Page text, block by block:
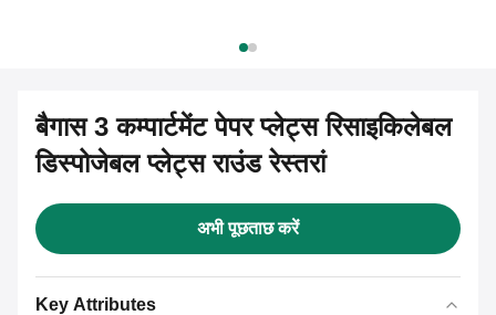
बैगास 3 कम्पार्टमेंट पेपर प्लेट्स रिसाइकिलेबल
डिस्पोजेबल प्लेट्स राउंड रेस्तरां
अभी पूछताछ करें
Key Attributes